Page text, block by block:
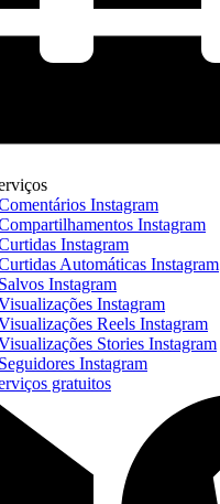
Instagram
Instagram
Instagram
Automáticas Instagram
Instagram
Instagram
Reels Instagram
Stories Instagram
Instagram
gratuitos